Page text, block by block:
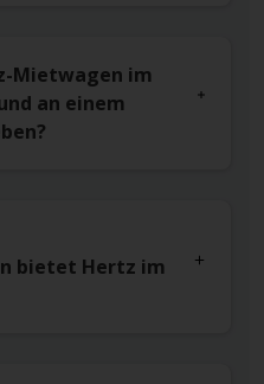
Mietwagen im
an einem
bietet Hertz im